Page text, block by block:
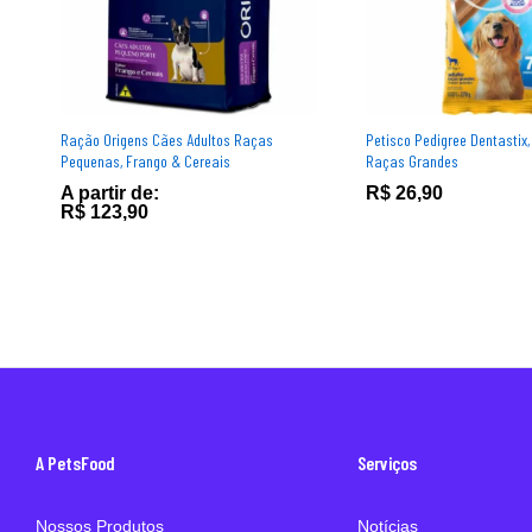
Ração Origens Cães Adultos Raças
Pequenas, Frango & Cereais
A partir de:
R$ 123,90
Petisco Pedigree
Raças Grandes
R$ 26,90
A PetsFood
Nossos Produtos
Serviços
Notícias